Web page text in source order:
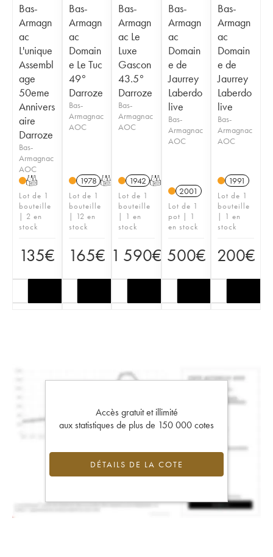
Bas-
Armagn
ac
L'unique
Assembl
age
50eme
Annivers
aire
Darroze
Bas-
Armagnac
AOC
T
Lot de 1
bouteille
| 2 en
stock
135€
Bas-
Armagn
ac
Domain
e Le Tuc
49°
Darroze
Bas-
Armagnac
AOC
1978 T
Lot de 1
bouteille
| 12 en
stock
165€
Bas-
Armagn
ac Le
Luxe
Gascon
43.5°
Darroze
Bas-
Armagnac
AOC
1942 T
Lot de 1
bouteille
| 1 en
stock
1 590€
Bas-
Armagn
ac
Domain
e de
Jaurrey
Laberdo
live
Bas-
Armagnac
AOC
2001
Lot de 1
pot | 1
en stock
500€
Bas-
Armagn
ac
Domain
e de
Jaurrey
Laberdo
live
Bas-
Armagnac
AOC
1991
Lot de 1
bouteille
| 1 en
stock
200€
Accès gratuit et illimité
aux statistiques de plus de 150 000 cotes
DÉTAILS DE LA COTE